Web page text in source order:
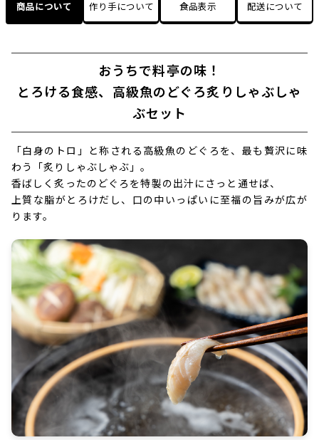
商品について 作り手について 食品表示 配送について
おうちで料亭の味！
とろける食感、高級魚のどぐろ炙りしゃぶしゃ
ぶセット
「白身のトロ」と称される高級魚のどぐろを、最も贅沢に味
わう「炙りしゃぶしゃぶ」。
香ばしく炙ったのどぐろを特製の出汁にさっと通せば、
上質な脂がとろけだし、口の中いっぱいに至福の旨みが広が
ります。